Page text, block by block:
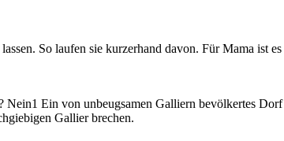
So laufen sie kurzerhand davon. Für Mama ist
Ein von unbeugsamen Galliern bevölkertes
Gallier brechen.